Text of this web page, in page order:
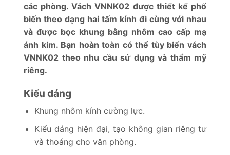
các phòng. Vách VNNK02 được thiết kế phổ
biến theo dạng hai tấm kính đi cùng với nhau
và được bọc khung bằng nhôm cao cấp mạ
ánh kim. Bạn hoàn toàn có thể tùy biến vách
VNNK02 theo nhu cầu sử dụng và thẩm mỹ
riêng.
Kiểu dáng
Khung nhôm kính cường lực.
Kiểu dáng hiện đại, tạo không gian riêng tư
và thoáng cho văn phòng.